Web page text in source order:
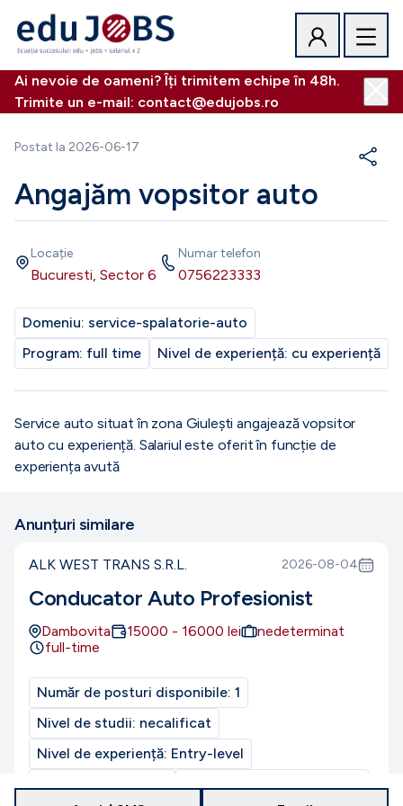
Ai nevoie de oameni? Îți trimitem echipe în 48h.
Trimite un e-mail: contact@edujobs.ro
Postat la 2026-06-17
Angajăm vopsitor auto
Locație
Bucuresti, Sector 6
Numar telefon
0756223333
Domeniu: service-spalatorie-auto
Program: full time Nivel de experiență: cu experiență
Service auto situat în zona Giulești angajează vopsitor
auto cu experiență. Salariul este oferit în funcție de
experiența avută
Anunțuri similare
ALK WEST TRANS S.R.L. 2026-08-04
Conducator Auto Profesionist
Dambovita 15000 - 16000 lei
nedeterminat
full-time
Număr de posturi disponibile: 1
Nivel de studii: necalificat
Nivel de experiență: Entry-level
CUI/CIF:49368650 Program de muncă:normal